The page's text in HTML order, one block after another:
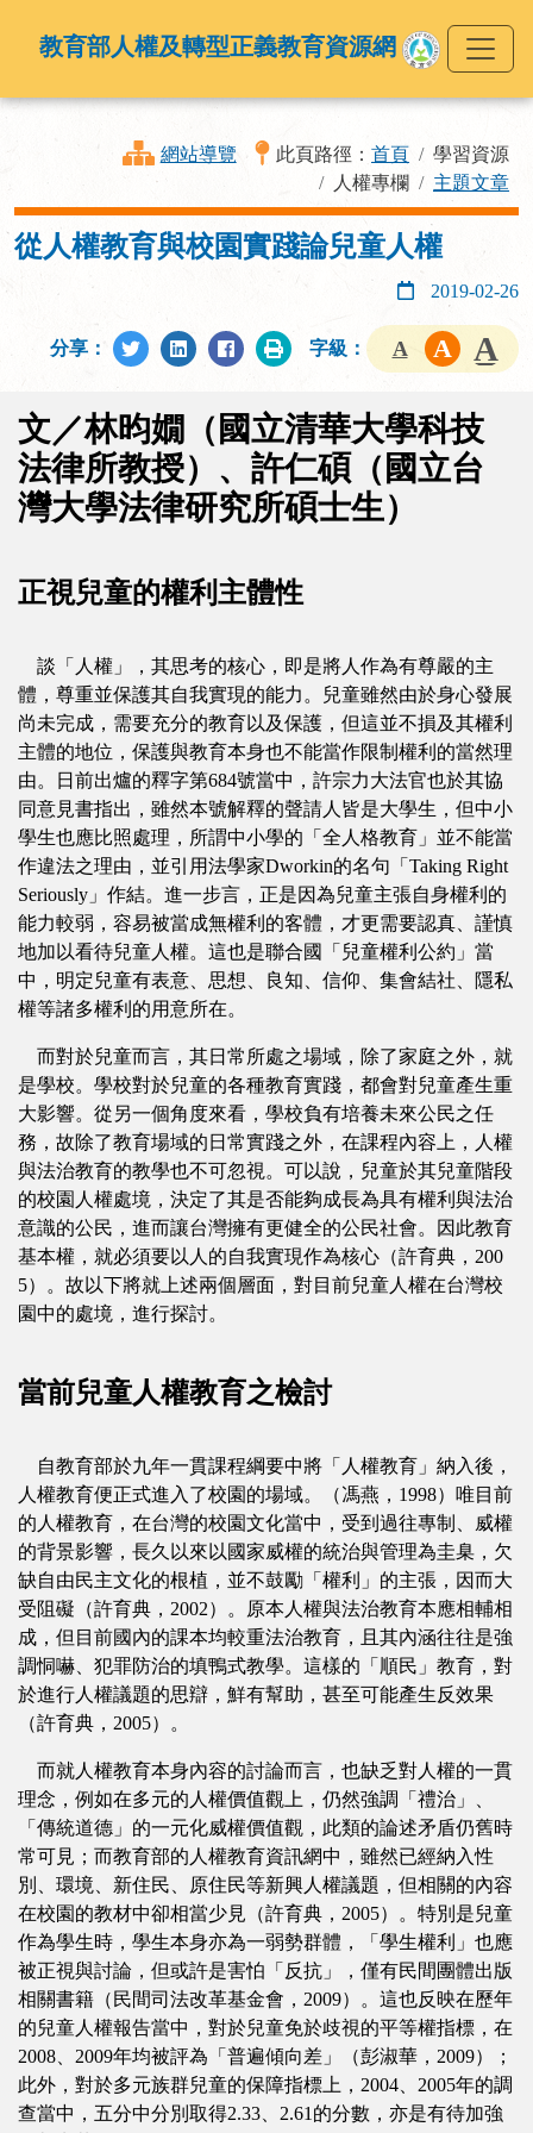
教育部人權及轉型正義教育資源網
網站導覽 此頁路徑： 首頁
學習資源
人權專欄
主題文章
從人權教育與校園實踐論兒童人權
2019-02-26
分享： 字級：
文／林昀嫺（國立清華大學科技
法律所教授）、許仁碩（國立台
灣大學法律研究所碩士生）
正視兒童的權利主體性
談「人權」，其思考的核心，即是將人作為有尊嚴的主
體，尊重並保護其自我實現的能力。兒童雖然由於身心發展
尚未完成，需要充分的教育以及保護，但這並不損及其權利
主體的地位，保護與教育本身也不能當作限制權利的當然理
由。日前出爐的釋字第684號當中，許宗力大法官也於其協
同意見書指出，雖然本號解釋的聲請人皆是大學生，但中小
學生也應比照處理，所謂中小學的「全人格教育」並不能當
作違法之理由，並引用法學家Dworkin的名句「Taking Right
Seriously」作結。進一步言，正是因為兒童主張自身權利的
能力較弱，容易被當成無權利的客體，才更需要認真、謹慎
地加以看待兒童人權。這也是聯合國「兒童權利公約」當
中，明定兒童有表意、思想、良知、信仰、集會結社、隱私
權等諸多權利的用意所在。
而對於兒童而言，其日常所處之場域，除了家庭之外，就
是學校。學校對於兒童的各種教育實踐，都會對兒童產生重
大影響。從另一個角度來看，學校負有培養未來公民之任
務，故除了教育場域的日常實踐之外，在課程內容上，人權
與法治教育的教學也不可忽視。可以說，兒童於其兒童階段
的校園人權處境，決定了其是否能夠成長為具有權利與法治
意識的公民，進而讓台灣擁有更健全的公民社會。因此教育
基本權，就必須要以人的自我實現作為核心（許育典，200
5）。故以下將就上述兩個層面，對目前兒童人權在台灣校
園中的處境，進行探討。
當前兒童人權教育之檢討
自教育部於九年一貫課程綱要中將「人權教育」納入後，
人權教育便正式進入了校園的場域。（馮燕，1998）唯目前
的人權教育，在台灣的校園文化當中，受到過往專制、威權
的背景影響，長久以來以國家威權的統治與管理為圭臬，欠
缺自由民主文化的根植，並不鼓勵「權利」的主張，因而大
受阻礙（許育典，2002）。原本人權與法治教育本應相輔相
成，但目前國內的課本均較重法治教育，且其內涵往往是強
調恫嚇、犯罪防治的填鴨式教學。這樣的「順民」教育，對
於進行人權議題的思辯，鮮有幫助，甚至可能產生反效果
（許育典，2005）。
而就人權教育本身內容的討論而言，也缺乏對人權的一貫
理念，例如在多元的人權價值觀上，仍然強調「禮治」、
「傳統道德」的一元化威權價值觀，此類的論述矛盾仍舊時
常可見；而教育部的人權教育資訊網中，雖然已經納入性
別、環境、新住民、原住民等新興人權議題，但相關的內容
在校園的教材中卻相當少見（許育典，2005）。特別是兒童
作為學生時，學生本身亦為一弱勢群體，「學生權利」也應
被正視與討論，但或許是害怕「反抗」，僅有民間團體出版
相關書籍（民間司法改革基金會，2009）。這也反映在歷年
的兒童人權報告當中，對於兒童免於歧視的平等權指標，在
2008、2009年均被評為「普遍傾向差」（彭淑華，2009）；
此外，對於多元族群兒童的保障指標上，2004、2005年的調
查當中，五分中分別取得2.33、2.61的分數，亦是有待加強